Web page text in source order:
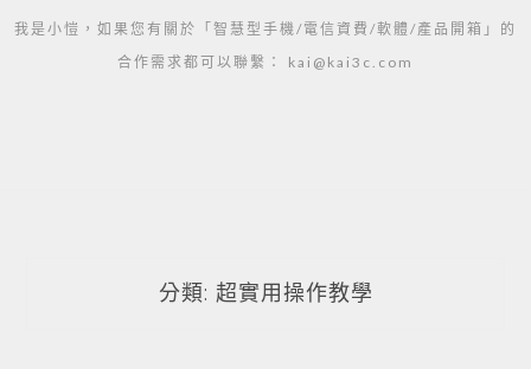
我是小愷，如果您有關於「智慧型手機/電信資費/軟體/產品開箱」的
合作需求都可以聯繫： kai@kai3c.com
分類: 超實用操作教學